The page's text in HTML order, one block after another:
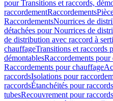
pour Transitions et raccords,
raccordementRaccordements
RaccordementsNourrices de
détachées pour Nourrices de
de distribution avec raccord à
chauffageTransitions et raccords
démontablesRaccordements pour
Raccordements pour chauffage
raccordsIsolations pour
raccordsÉtanchéités pour raccords
tubesRecouvrement pour raccords